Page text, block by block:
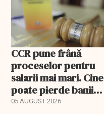
CCR pune frână
proceselor pentru
salarii mai mari. Cine
poate pierde banii
ceruți statului
05 AUGUST 2026